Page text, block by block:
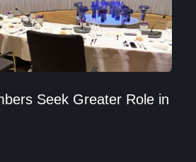
Seek Greater Role in